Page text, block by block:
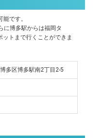
です。
に博多駅からは福岡タ
トまで行くことができま
多区博多駅南2丁目2-5